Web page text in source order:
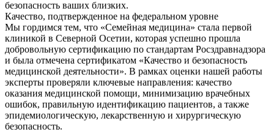
безопасность ваших близких.
Качество, подтвержденное на федеральном уровне
Мы гордимся тем, что «Семейная медицина» стала первой
клиникой в Северной Осетии, которая успешно прошла
добровольную сертификацию по стандартам Росздравнадзора
и была отмечена сертификатом «Качество и безопасность
медицинской деятельности». В рамках оценки нашей работы
эксперты проверяли ключевые направления: качество
оказания медицинской помощи, минимизацию врачебных
ошибок, правильную идентификацию пациентов, а также
эпидемиологическую, лекарственную и хирургическую
безопасность.